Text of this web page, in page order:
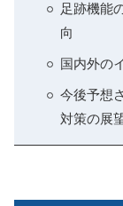
足跡機能
向
国内外の
今後予想
対策の展